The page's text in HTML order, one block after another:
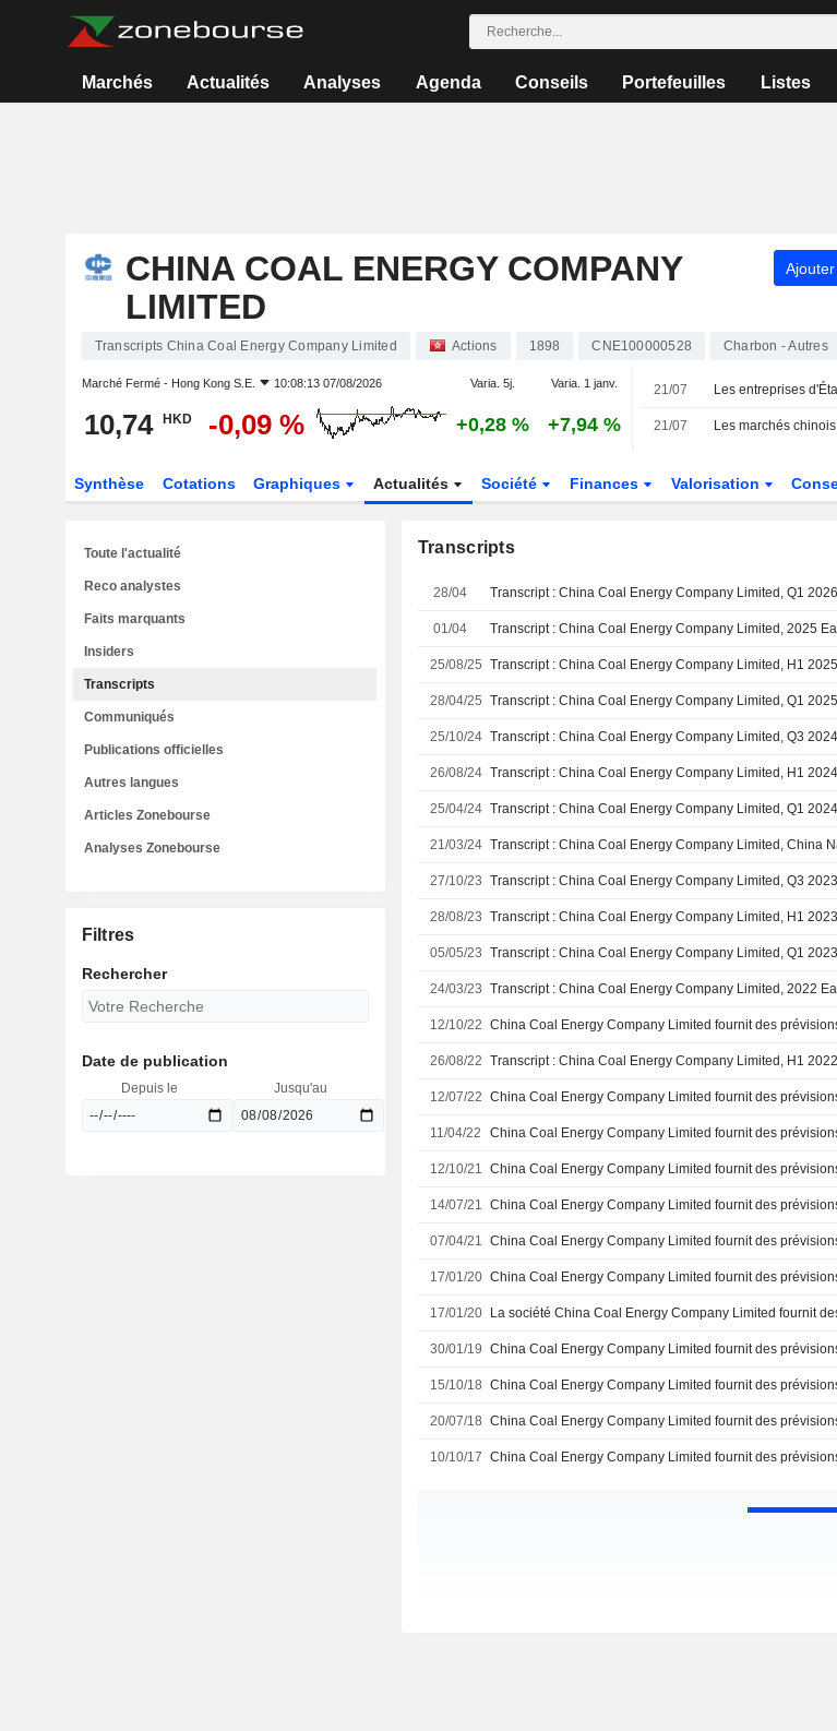
Marchés Actualités Analyses Agenda Conseils Portefeuilles Listes
CHINA COAL ENERGY COMPANY
LIMITED
Transcripts China Coal Energy Company Limited Actions 1898 CNE100000528 Charbon - Autres
Marché Fermé - Hong Kong S.E. 10:08:13 07/08/2026 Varia. 5j. Varia. 1 janv.
10,74 HKD -0,09 % +0,28 % +7,94 %
21/07
21/07
Synthèse Cotations Graphiques Actualités Société Finances Valorisation
Transcripts
28/04
01/04
25/08/25
28/04/25
25/10/24
26/08/24
25/04/24
21/03/24
27/10/23
28/08/23
05/05/23
24/03/23
12/10/22
26/08/22
12/07/22
11/04/22
12/10/21
14/07/21
07/04/21
17/01/20
17/01/20
30/01/19
15/10/18
20/07/18
10/10/17
Toute l'actualité
Reco analystes
Faits marquants
Insiders
Transcripts
Communiqués
Publications officielles
Autres langues
Articles Zonebourse
Analyses Zonebourse
Filtres
Rechercher
Date de publication
Depuis le Jusqu'au